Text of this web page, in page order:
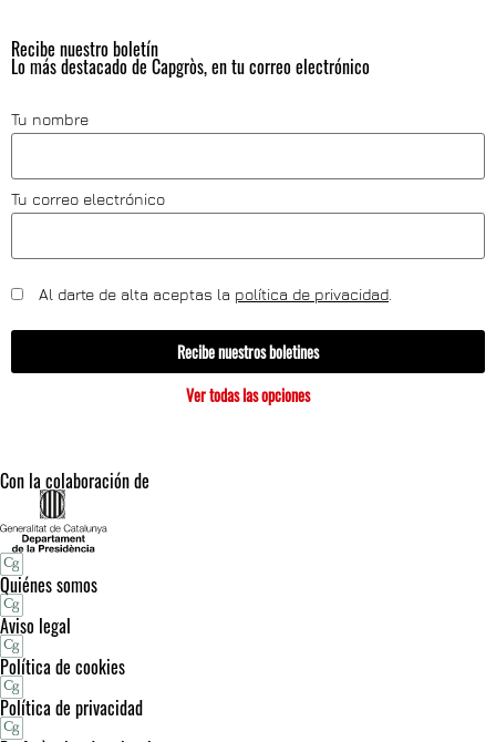
Recibe nuestro boletín
Lo más destacado de Capgròs, en tu correo electrónico
Tu nombre
Tu correo electrónico
Al darte de alta aceptas la política de privacidad
Recibe nuestros boletines
Ver todas las opciones
Con la colaboración de
Quiénes somos
Aviso legal
Política de cookies
Política de privacidad